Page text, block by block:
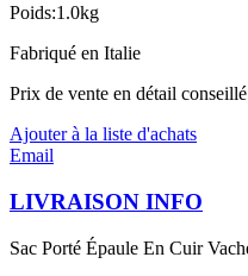
Poids:1.0kg
Fabriqué en Italie
Prix de vente en détail
Ajouter à la liste d'achats
Email
LIVRAISON INFO
Sac Porté Épaule En Cuir